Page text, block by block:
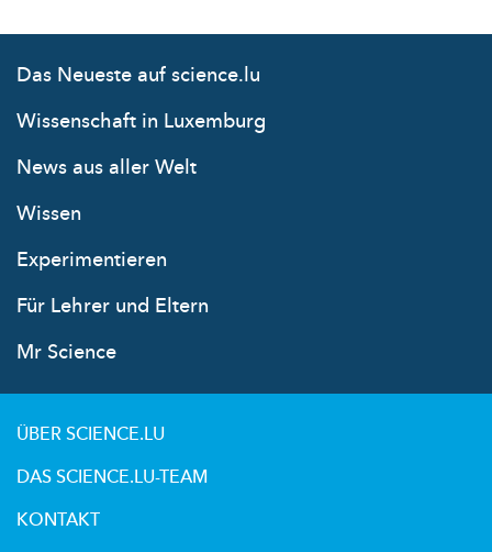
Das Neueste auf science.lu
Wissenschaft in Luxemburg
News aus aller Welt
Wissen
Experimentieren
Für Lehrer und Eltern
Mr Science
ÜBER SCIENCE.LU
DAS SCIENCE.LU-TEAM
KONTAKT